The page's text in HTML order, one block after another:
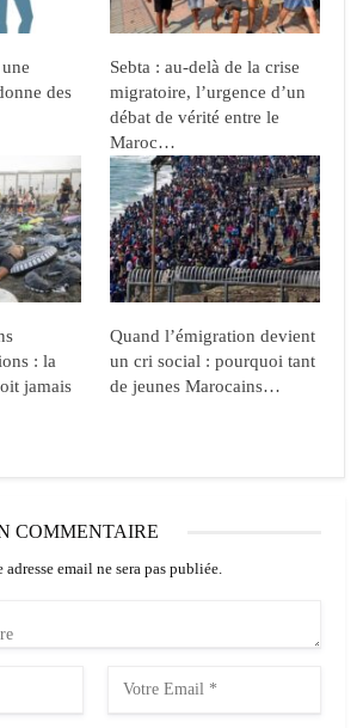
des
Sebta : au-delà de la crise
migratoire, l’urgence d’un
débat de vérité entre le
Maroc…
: la
jamais
Quand l’émigration devient
un cri social : pourquoi tant
de jeunes Marocains…
COMMENTAIRE
adresse email ne sera pas publiée.